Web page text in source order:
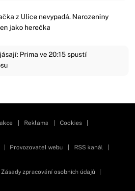
z Ulice nevypadá. Narozeniny
jako herečka
Prima ve 20:15 spustí
Reklama Cookies
Provozovatel webu RSS kanál
Zásady zpracování osobních údajů